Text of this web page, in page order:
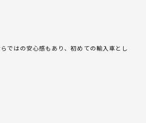
ではの安心感もあり、初めての輸入車とし